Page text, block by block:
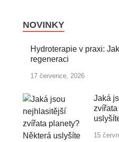
NOVINKY
Hydroterapie v praxi:
regeneraci
17 července, 2026
Jaká
15